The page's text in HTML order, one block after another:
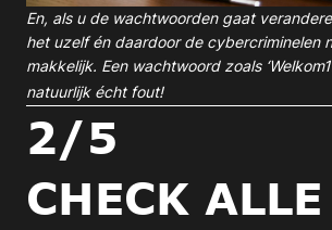
En, als u de wachtwoorden gaat
het uzelf én daardoor de cybercriminelen
makkelijk. Een wachtwoord zoals
natuurlijk écht fout!
2/5
CHECK ALLE